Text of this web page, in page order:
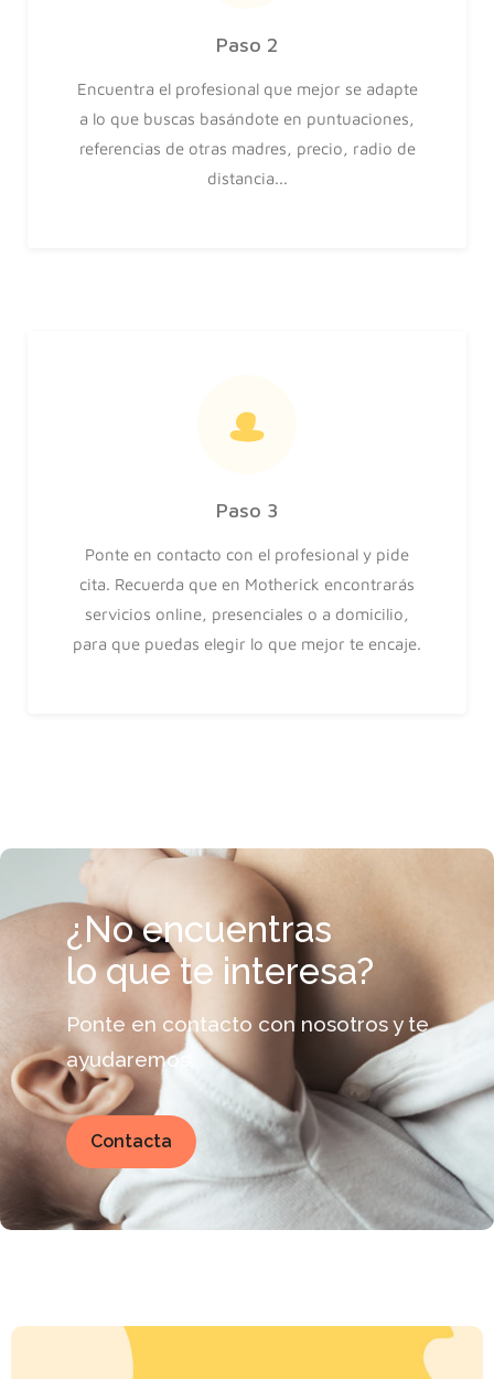
Paso 2
Encuentra el profesional que mejor se adapte
a lo que buscas basándote en puntuaciones,
referencias de otras madres, precio, radio de
distancia...
Paso 3
Ponte en contacto con el profesional y pide
cita. Recuerda que en Motherick encontrarás
servicios online, presenciales o a domicilio,
para que puedas elegir lo que mejor te encaje.
¿No encuentras
lo que te interesa?
Ponte en contacto con nosotros y te
ayudaremos.
Contacta